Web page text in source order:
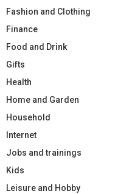
Fashion and Clothing
Finance
Food and Drink
Gifts
Health
Home and Garden
Household
Internet
Jobs and trainings
Kids
Leisure and Hobby